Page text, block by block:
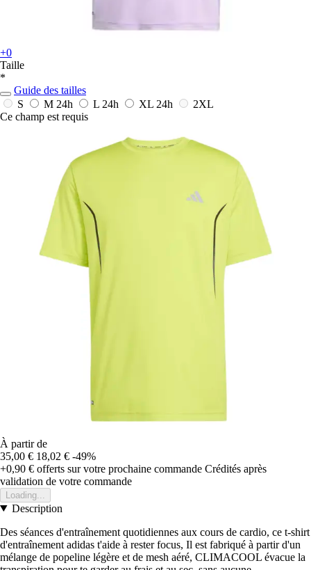
+0
Taille
*
Guide des tailles
S
M 24h L 24h XL 24h
2XL
Ce champ est requis
À partir de
35,00 € 18,02 € -49%
+0,90 € offerts sur votre prochaine commande Crédités après
validation de votre commande
Loading...
Description
Des séances d'entraînement quotidiennes aux cours de cardio, ce t-shirt
d'entraînement adidas t'aide à rester focus, Il est fabriqué à partir d'un
mélange de popeline légère et de mesh aéré, CLIMACOOL évacue la